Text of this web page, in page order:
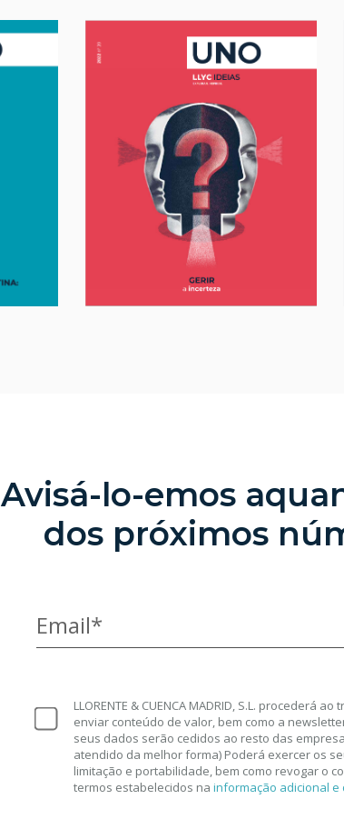
Avisá-lo-emos
dos próximos
Email*
LLORENTE & CUENCA MADRID, S.L. procederá
enviar conteúdo de valor, bem como a
seus dados serão cedidos ao resto das
atendido da melhor forma) Poderá exercer os
limitação e portabilidade, bem como revogar o
termos estabelecidos na informação adicional